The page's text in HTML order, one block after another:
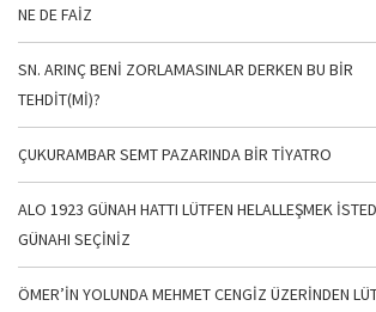
NE DE FAİZ
SN. ARINÇ BENİ ZORLAMASINLAR DERKEN BU BİR
TEHDİT(Mİ)?
ÇUKURAMBAR SEMT PAZARINDA BİR TİYATRO
ALO 1923 GÜNAH HATTI LÜTFEN HELALLEŞMEK
GÜNAHI SEÇİNİZ
ÖMER’İN YOLUNDA MEHMET CENGİZ ÜZERİNDEN